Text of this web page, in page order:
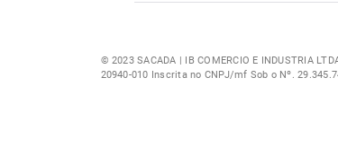
© 2023 SACADA | IB COMERCIO E INDUSTRIA
20940-010 Inscrita no CNPJ/mf Sob o Nº.